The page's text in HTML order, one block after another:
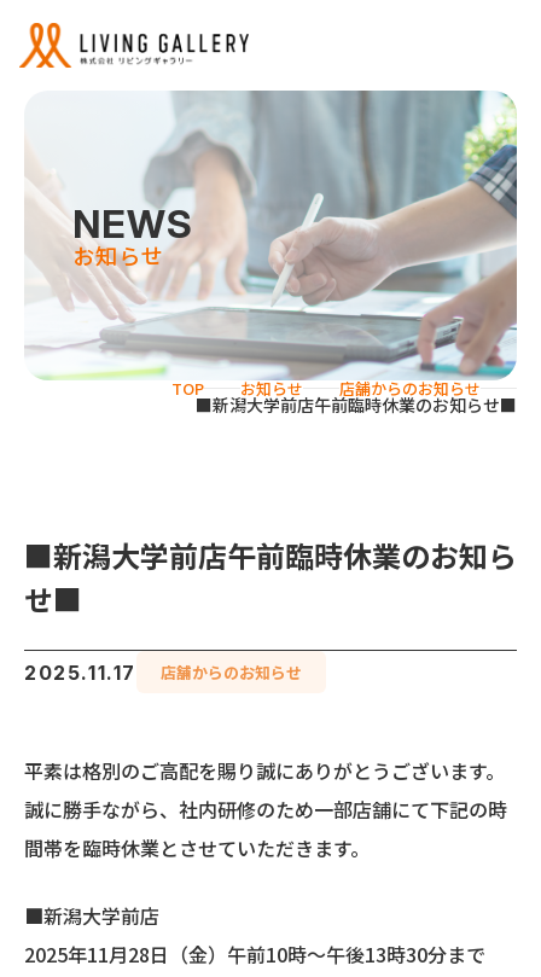
サービス
リビングギャラリーの強み
企業情報
オーナー様へ
NEWS
お知らせ
TOP お知らせ 店舗からのお知らせ
■新潟大学前店午前臨時休業のお知らせ■
■新潟大学前店午前臨時休業のお知ら
せ■
2025.11.17 店舗からのお知らせ
平素は格別のご高配を賜り誠にありがとうございます。
誠に勝手ながら、社内研修のため一部店舗にて下記の時
間帯を臨時休業とさせていただきます。
■新潟大学前店
2025年11月28日（金）午前10時～午後13時30分まで